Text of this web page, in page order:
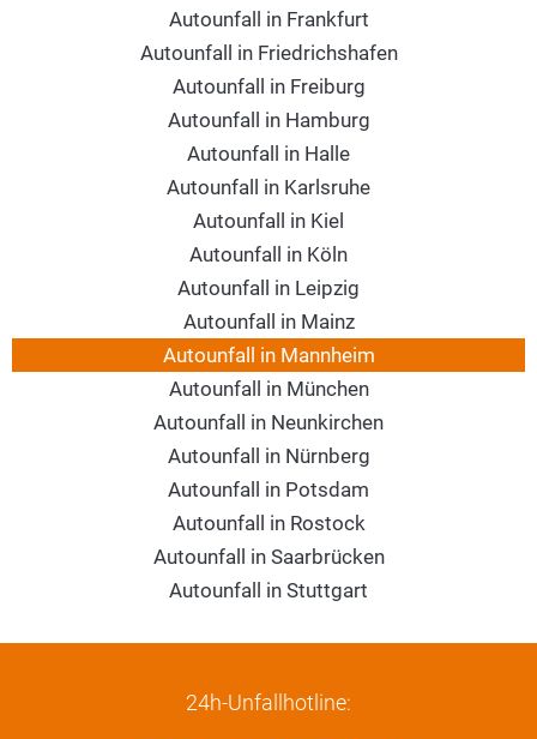
Autounfall in Frankfurt
Autounfall in Friedrichshafen
Autounfall in Freiburg
Autounfall in Hamburg
Autounfall in Halle
Autounfall in Karlsruhe
Autounfall in Kiel
Autounfall in Köln
Autounfall in Leipzig
Autounfall in Mainz
Autounfall in Mannheim
Autounfall in München
Autounfall in Neunkirchen
Autounfall in Nürnberg
Autounfall in Potsdam
Autounfall in Rostock
Autounfall in Saarbrücken
Autounfall in Stuttgart
24h-Unfallhotline: